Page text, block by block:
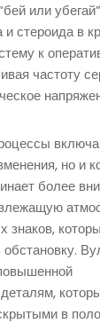
или
и стероида в
к
частоту
но и
более
знаков,
в